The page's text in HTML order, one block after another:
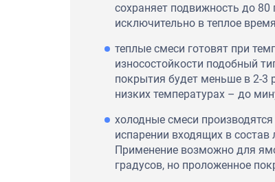
сохраняет подвижность до
исключительно в теплое
теплые смеси готовят при
износостойкости подобный
покрытия будет меньше в 2-3
низких температурах – до
холодные смеси
испарении входящих в
Применение возможно для
градусов, но проложенное